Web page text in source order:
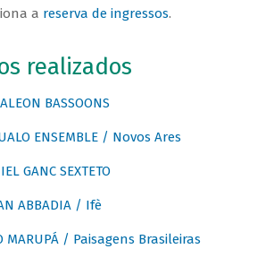
a reserva de ingressos.
realizados
BASSOONS
ENSEMBLE / Novos Ares
GANC SEXTETO
ABBADIA / Ifè
MARUPÁ / Paisagens Brasileiras